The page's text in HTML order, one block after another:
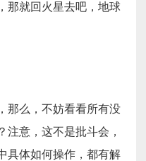
那就回火星去吧，地球
那么，不妨看看所有没
注意，这不是批斗会，
具体如何操作，都有解